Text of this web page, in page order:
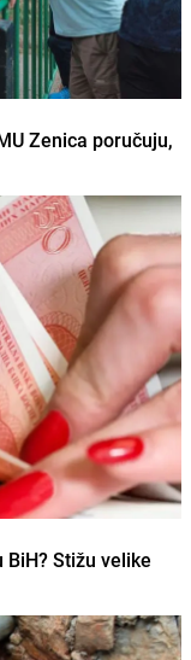
Zenica poručuju,
Stižu velike